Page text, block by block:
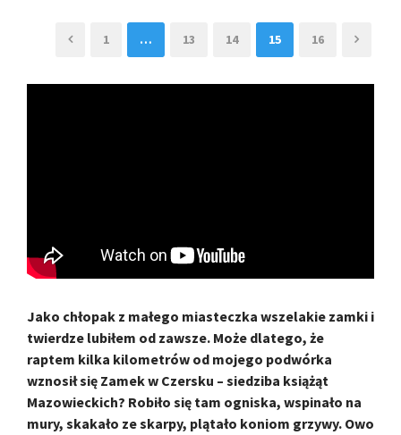
1 … 13 14 15 16
Jako chłopak z małego miasteczka wszelakie zamki i
twierdze lubiłem od zawsze. Może dlatego, że
raptem kilka kilometrów od mojego podwórka
wznosił się Zamek w Czersku – siedziba książąt
Mazowieckich? Robiło się tam ogniska, wspinało na
mury, skakało ze skarpy, plątało koniom grzywy. Owo